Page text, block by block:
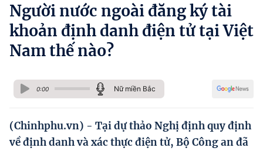
Tham vấn chính sách
Người dân góp ý
Chính sách và cuộc sống
Phát triển kinh tế tư nhân và doanh nghiệp dân tộc
Người nước ngoài đăng ký tài
khoản định danh điện tử tại Việt
Nam thế nào?
0:00 Nữ miền Bắc
(Chinhphu.vn) - Tại dự thảo Nghị định quy định
về định danh và xác thực điện tử, Bộ Công an đã